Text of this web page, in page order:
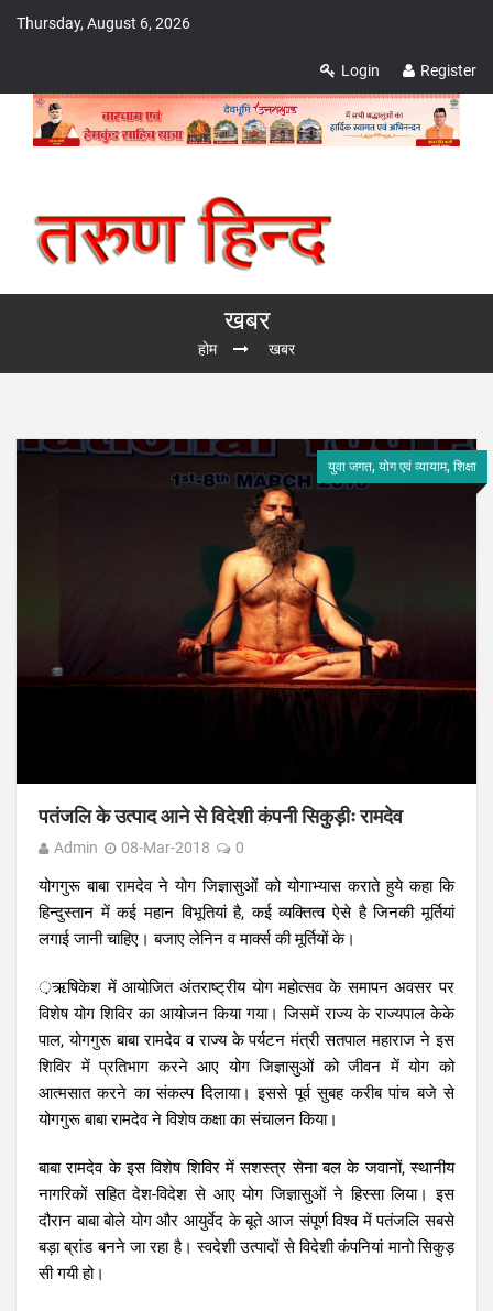
Thursday, August 6, 2026
Login Register
खबर
होम खबर
युवा जगत, योग एवं व्यायाम, शिक्षा
पतंजलि के उत्पाद आने से विदेशी कंपनी सिकुड़ीः रामदेव
Admin 08-Mar-2018 0
योगगुरू बाबा रामदेव ने योग जिज्ञासुओं को योगाभ्यास कराते हुये कहा कि
हिन्दुस्तान में कई महान विभूतियां है, कई व्यक्तित्व ऐसे है जिनकी मूर्तियां
लगाई जानी चाहिए। बजाए लेनिन व मार्क्स की मूर्तियों के।
़ऋषिकेश में आयोजित अंतराष्ट्रीय योग महोत्सव के समापन अवसर पर
विशेष योग शिविर का आयोजन किया गया। जिसमें राज्य के राज्यपाल केके
पाल, योगगुरू बाबा रामदेव व राज्य के पर्यटन मंत्री सतपाल महाराज ने इस
शिविर में प्रतिभाग करने आए योग जिज्ञासुओं को जीवन में योग को
आत्मसात करने का संकल्प दिलाया। इससे पूर्व सुबह करीब पांच बजे से
योगगुरू बाबा रामदेव ने विशेष कक्षा का संचालन किया।
बाबा रामदेव के इस विशेष शिविर में सशस्त्र सेना बल के जवानों, स्थानीय
नागरिकों सहित देश-विदेश से आए योग जिज्ञासुओं ने हिस्सा लिया। इस
दौरान बाबा बोले योग और आयुर्वेद के बूते आज संपूर्ण विश्व में पतंजलि सबसे
बड़ा ब्रांड बनने जा रहा है। स्वदेशी उत्पादों से विदेशी कंपनियां मानो सिकुड़
सी गयी हो।